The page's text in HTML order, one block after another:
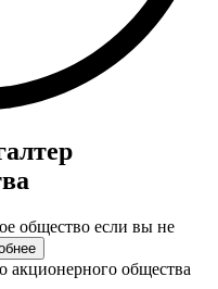
общество если вы не
акционерного общества